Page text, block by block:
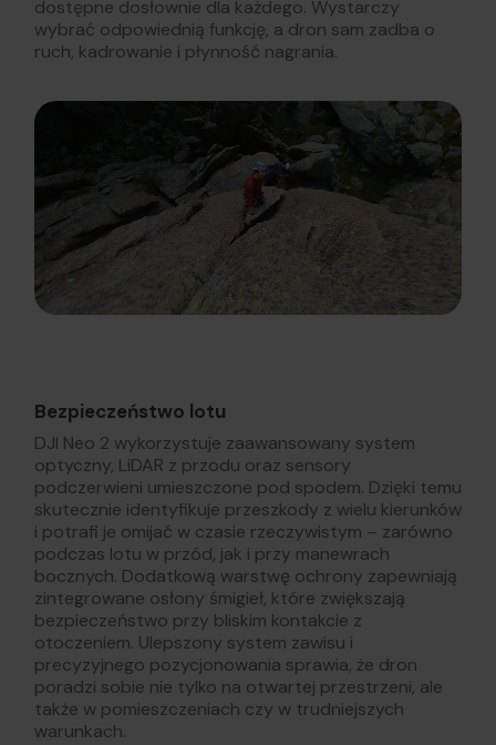
dostępne dosłownie dla każdego. Wystarczy
wybrać odpowiednią funkcję, a dron sam zadba o
ruch, kadrowanie i płynność nagrania.
Bezpieczeństwo lotu
DJI Neo 2 wykorzystuje zaawansowany system
optyczny, LiDAR z przodu oraz sensory
podczerwieni umieszczone pod spodem. Dzięki temu
skutecznie identyfikuje przeszkody z wielu kierunków
i potrafi je omijać w czasie rzeczywistym – zarówno
podczas lotu w przód, jak i przy manewrach
bocznych. Dodatkową warstwę ochrony zapewniają
zintegrowane osłony śmigieł, które zwiększają
bezpieczeństwo przy bliskim kontakcie z
otoczeniem. Ulepszony system zawisu i
precyzyjnego pozycjonowania sprawia, że dron
poradzi sobie nie tylko na otwartej przestrzeni, ale
także w pomieszczeniach czy w trudniejszych
warunkach.